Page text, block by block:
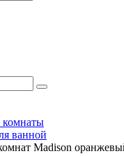
ванной
Madison